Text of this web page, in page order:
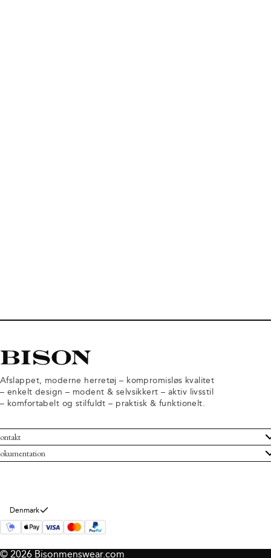
Afslappet, moderne herretøj – kompromisløs kvalitet
– enkelt design – modent & selvsikkert – aktiv livsstil
– komfortabelt og stilfuldt – praktisk & funktionelt.
Bisoninformation
Denmark
© 2026 Bisonmenswear.com